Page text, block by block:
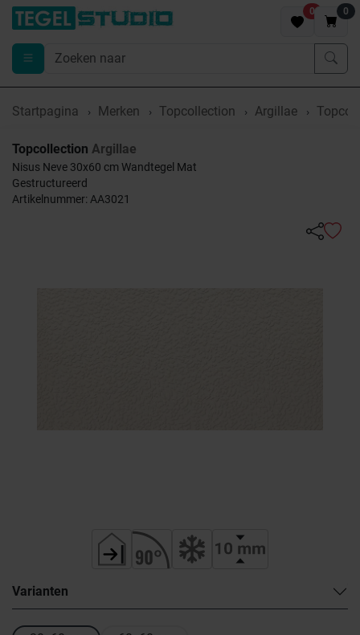
0 0
Startpagina Merken Topcollection Argillae
Topcollection Argillae
Nisus Neve 30x60 cm Wandtegel Mat
Gestructureerd
Artikelnummer: AA3021
Varianten